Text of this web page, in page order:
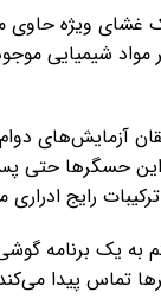
غشای ویژه
مواد شیمیایی
آزمایش‌های
رایج ادراری
یک برنامه